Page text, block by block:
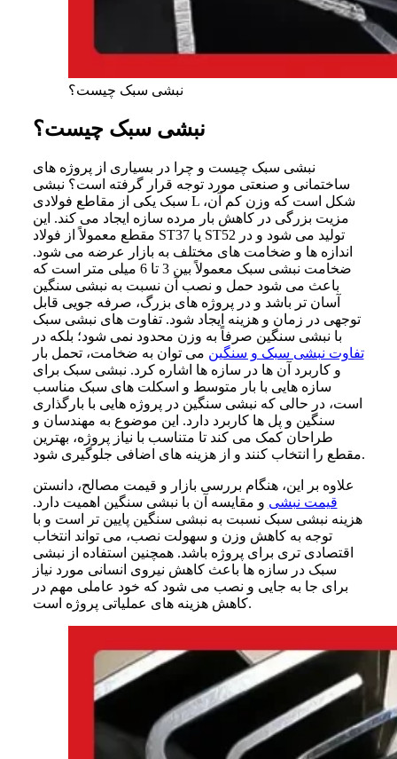
نبشی سبک چیست؟
نبشی سبک چیست؟
نبشی سبک چیست و چرا در بسیاری از پروژه های
ساختمانی و صنعتی مورد توجه قرار گرفته است؟ نبشی
سبک یکی از مقاطع فولادی L شکل است که وزن کم آن،
مزیت بزرگی در کاهش بار مرده سازه ایجاد می کند. این
مقطع معمولاً از فولاد ST37 یا ST52 تولید می شود و در
اندازه ها و ضخامت های مختلف به بازار عرضه می شود.
ضخامت نبشی سبک معمولاً بین 3 تا 6 میلی متر است که
باعث می شود حمل و نصب آن نسبت به نبشی سنگین
آسان تر باشد و در پروژه های بزرگ، صرفه جویی قابل
توجهی در زمان و هزینه ایجاد شود. تفاوت های نبشی سبک
با نبشی سنگین صرفاً به وزن محدود نمی شود؛ بلکه در
تفاوت نبشی سبک و سنگین می توان به ضخامت، تحمل بار
و کاربرد آن ها در سازه ها اشاره کرد. نبشی سبک برای
سازه هایی با بار متوسط و اسکلت های سبک مناسب
است، در حالی که نبشی سنگین در پروژه هایی با بارگذاری
سنگین و پل ها کاربرد دارد. این موضوع به مهندسان و
طراحان کمک می کند تا متناسب با نیاز پروژه، بهترین
مقطع را انتخاب کنند و از هزینه های اضافی جلوگیری شود.
علاوه بر این، هنگام بررسی بازار و قیمت مصالح، دانستن
قیمت نبشی و مقایسه آن با نبشی سنگین اهمیت دارد.
هزینه نبشی سبک نسبت به نبشی سنگین پایین تر است و با
توجه به کاهش وزن و سهولت نصب، می تواند انتخاب
اقتصادی تری برای پروژه باشد. همچنین استفاده از نبشی
سبک در سازه ها باعث کاهش نیروی انسانی مورد نیاز
برای جا به جایی و نصب می شود که خود عاملی مهم در
کاهش هزینه های عملیاتی پروژه است.